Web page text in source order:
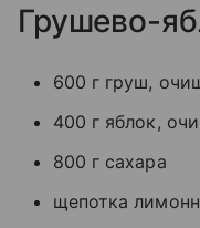
Грушево-
600 г груш,
400 г яблок,
800 г сахара
щепотка